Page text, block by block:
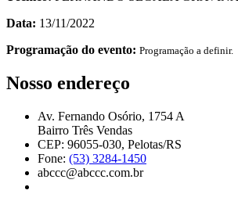
Data: 13/11/2022
Programação do evento: Programação a definir.
Nosso endereço
Av. Fernando Osório, 1754 A
Bairro Três Vendas
CEP: 96055-030, Pelotas/RS
Fone: (53) 3284-1450
abccc@abccc.com.br